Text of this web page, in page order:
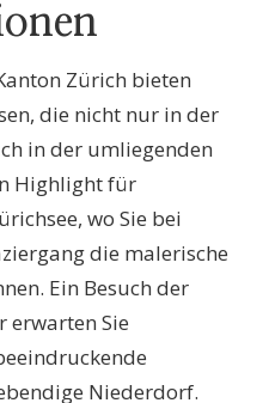
Zürich bieten
die nicht nur in der
in der umliegenden
Highlight für
wo Sie bei
die malerische
Ein Besuch der
erwarten Sie
Niederdorf.